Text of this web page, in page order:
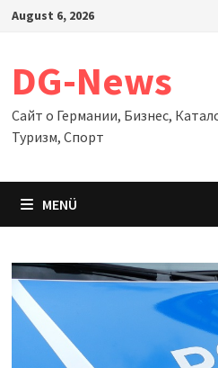
Zum
August 6, 2026
DG-News
Сайт о Германии, Бизнес,
Туризм, Спорт
MENÜ